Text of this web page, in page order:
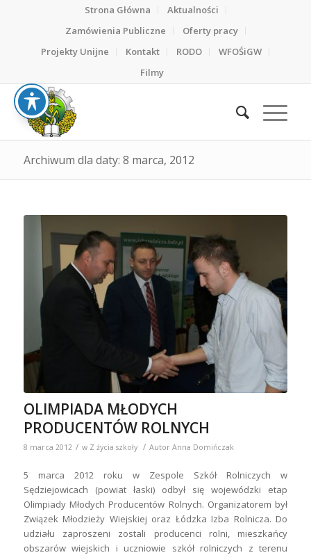
Strona Główna
Aktualności
Zamówienia Publiczne
Oferty pracy
Projekty Unijne
Kontakt RODO
WFOŚiGW
Filmy
Archiwum dla daty: 8 marca, 2012
OLIMPIADA MŁODYCH
PRODUCENTÓW ROLNYCH
8 marca 2012 / w Z życia szkoły / Autor Anna Domińczak
5 marca 2012 roku w Zespole Szkół Rolniczych w
Sędziejowicach (powiat łaski) odbył się wojewódzki etap
Olimpiady Młodych Producentów Rolnych. Organizatorem był
Związek Młodzieży Wiejskiej oraz Łódzka Izba Rolnicza. Do
udziału zaproszeni zostali producenci rolni, mieszkańcy
obszarów wiejskich i uczniowie szkół rolniczych z terenu